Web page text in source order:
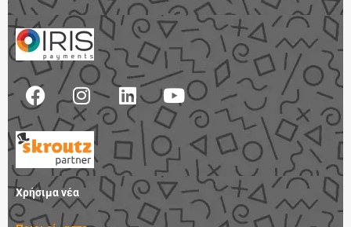
F
a
c
e
b
o
o
k
I
n
s
t
a
g
r
a
L
i
n
k
e
d
n
Y
o
u
t
u
b
e
Χρήσιμα νέα